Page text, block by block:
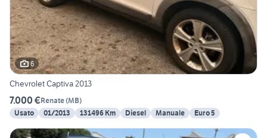
6
Chevrolet Captiva 2013
7.000 €Renate(MB)
Usato
01/2013 131496 Km Diesel Manuale Euro 5